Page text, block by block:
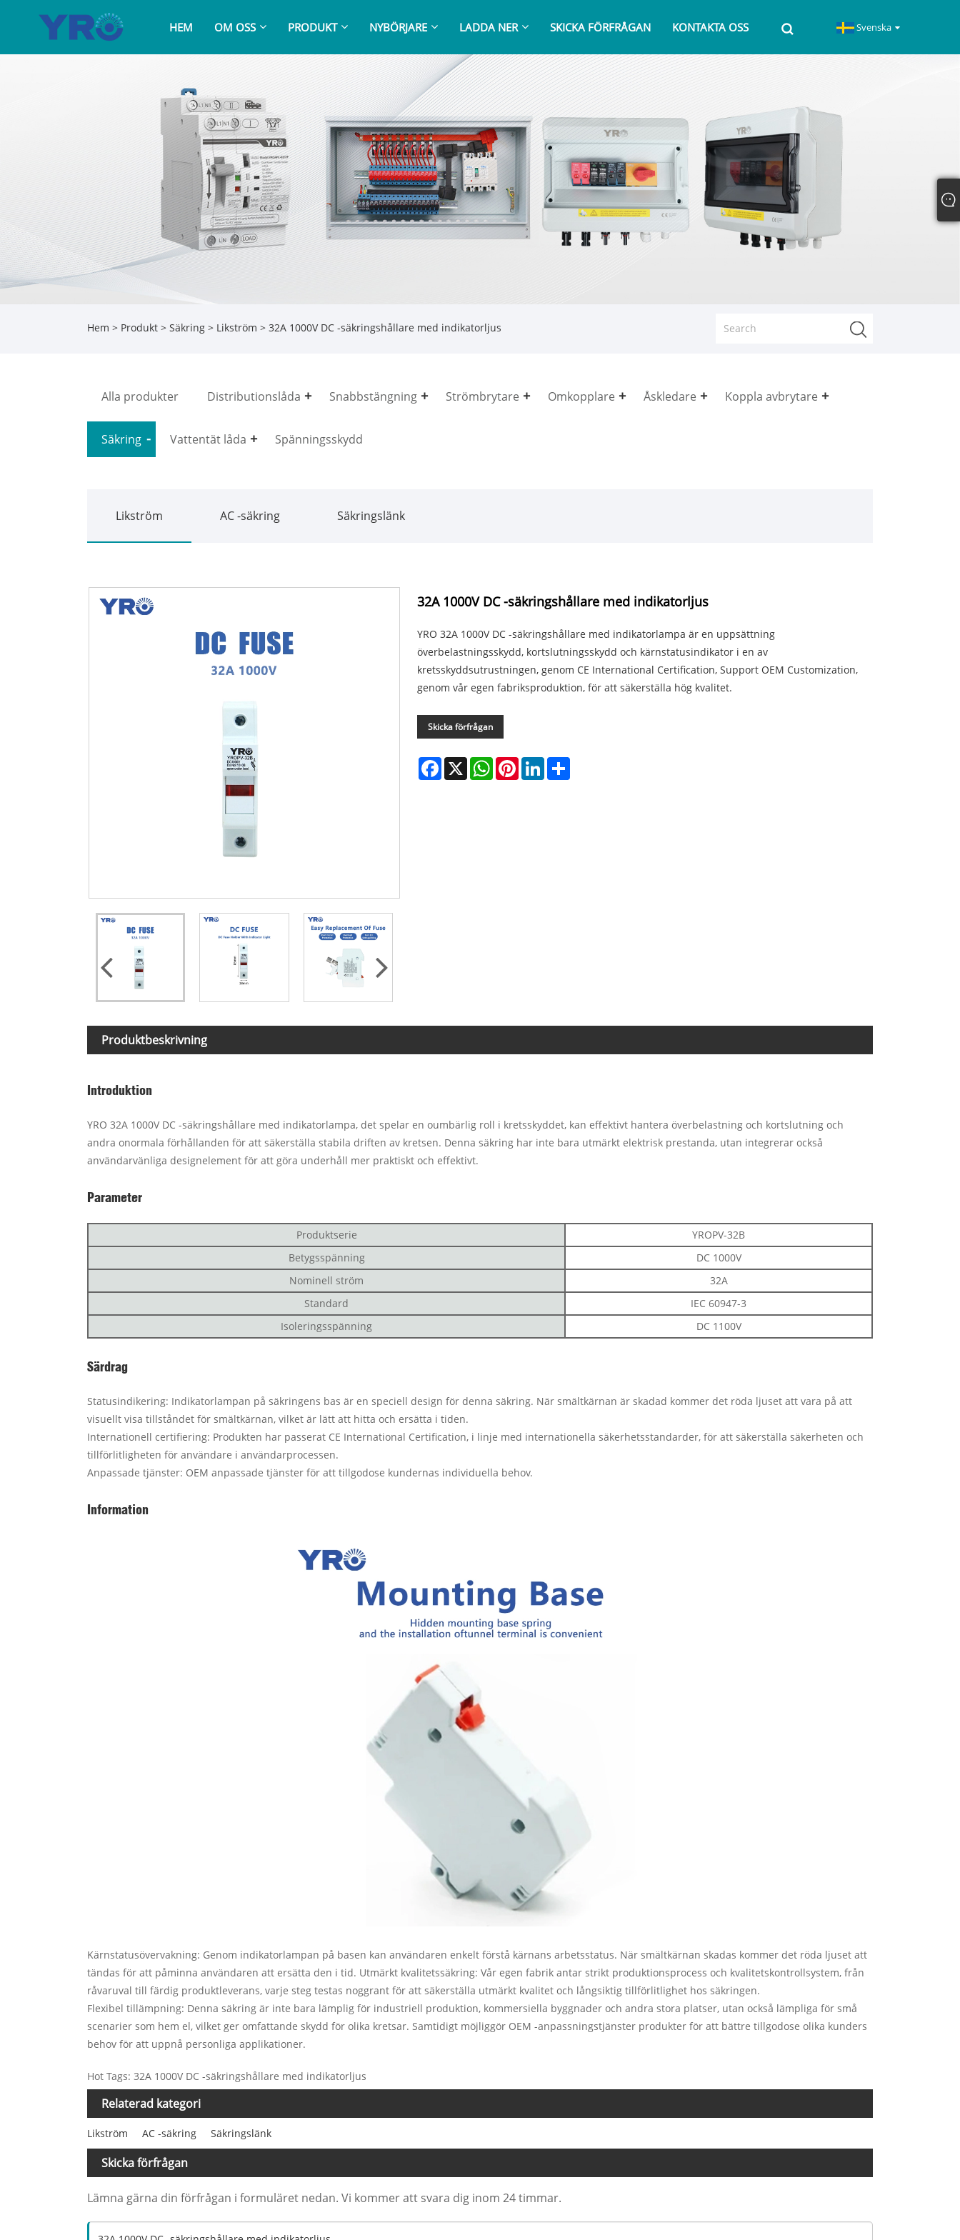
HEM OM OSS PRODUKT NYBÖRJARE LADDA NER SKICKA FÖRFRÅGAN KONTAKTA OSS Svenska
Hem > Produkt > Säkring > Likström > 32A 1000V DC -säkringshållare med indikatorljus
Alla produkter Distributionslåda Snabbstängning Strömbrytare Omkopplare Åskledare Koppla avbrytare
Säkring Vattentät låda Spänningsskydd
Likström AC -säkring Säkringslänk
32A 1000V DC -säkringshållare med indikatorljus
YRO 32A 1000V DC -säkringshållare med indikatorlampa är en uppsättning
överbelastningsskydd, kortslutningsskydd och kärnstatusindikator i en av
kretsskyddsutrustningen, genom CE International Certification, Support OEM Customization,
genom vår egen fabriksproduktion, för att säkerställa hög kvalitet.
Skicka förfrågan
Facebook
X WhatsAppPinterestLinkedIn
Produktbeskrivning
Introduktion
YRO 32A 1000V DC -säkringshållare med indikatorlampa, det spelar en oumbärlig roll i kretsskyddet, kan effektivt hantera överbelastning och kortslutning och
andra onormala förhållanden för att säkerställa stabila driften av kretsen. Denna säkring har inte bara utmärkt elektrisk prestanda, utan integrerar också
användarvänliga designelement för att göra underhåll mer praktiskt och effektivt.
Parameter
Produktserie
YROPV-32B
Betygsspänning
DC 1000V
Nominell ström
32A
Standard
IEC 60947-3
Isoleringsspänning
DC 1100V
Särdrag
Statusindikering: Indikatorlampan på säkringens bas är en speciell design för denna säkring. När smältkärnan är skadad kommer det röda ljuset att vara på att
visuellt visa tillståndet för smältkärnan, vilket är lätt att hitta och ersätta i tiden.
Internationell certifiering: Produkten har passerat CE International Certification, i linje med internationella säkerhetsstandarder, för att säkerställa säkerheten och
tillförlitligheten för användare i användarprocessen.
Anpassade tjänster: OEM anpassade tjänster för att tillgodose kundernas individuella behov.
Information
Kärnstatusövervakning: Genom indikatorlampan på basen kan användaren enkelt förstå kärnans arbetsstatus. När smältkärnan skadas kommer det röda ljuset att
tändas för att påminna användaren att ersätta den i tid. Utmärkt kvalitetssäkring: Vår egen fabrik antar strikt produktionsprocess och kvalitetskontrollsystem, från
råvaruval till färdig produktleverans, varje steg testas noggrant för att säkerställa utmärkt kvalitet och långsiktig tillförlitlighet hos säkringen.
Flexibel tillämpning: Denna säkring är inte bara lämplig för industriell produktion, kommersiella byggnader och andra stora platser, utan också lämpliga för små
scenarier som hem el, vilket ger omfattande skydd för olika kretsar. Samtidigt möjliggör OEM -anpassningstjänster produkter för att bättre tillgodose olika kunders
behov för att uppnå personliga applikationer.
Hot Tags: 32A 1000V DC -säkringshållare med indikatorljus
Relaterad kategori
Likström AC -säkring Säkringslänk
Skicka förfrågan
Lämna gärna din förfrågan i formuläret nedan. Vi kommer att svara dig inom 24 timmar.